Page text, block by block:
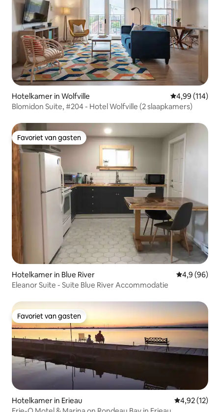
Hotelkamer in Wolfville Gemiddelde
4,99 (114)
Blomidon Suite, #204 - Hotel Wolfville (2 slaapkamers)
Favoriet van gasten
Favoriet van gasten
Hotelkamer in Blue River Gemiddelde
4,9 (96)
Eleanor Suite - Suite Blue River Accommodatie
Favoriet van gasten
Favoriet van gasten
Hotelkamer in Erieau Gemiddelde
4,92 (12)